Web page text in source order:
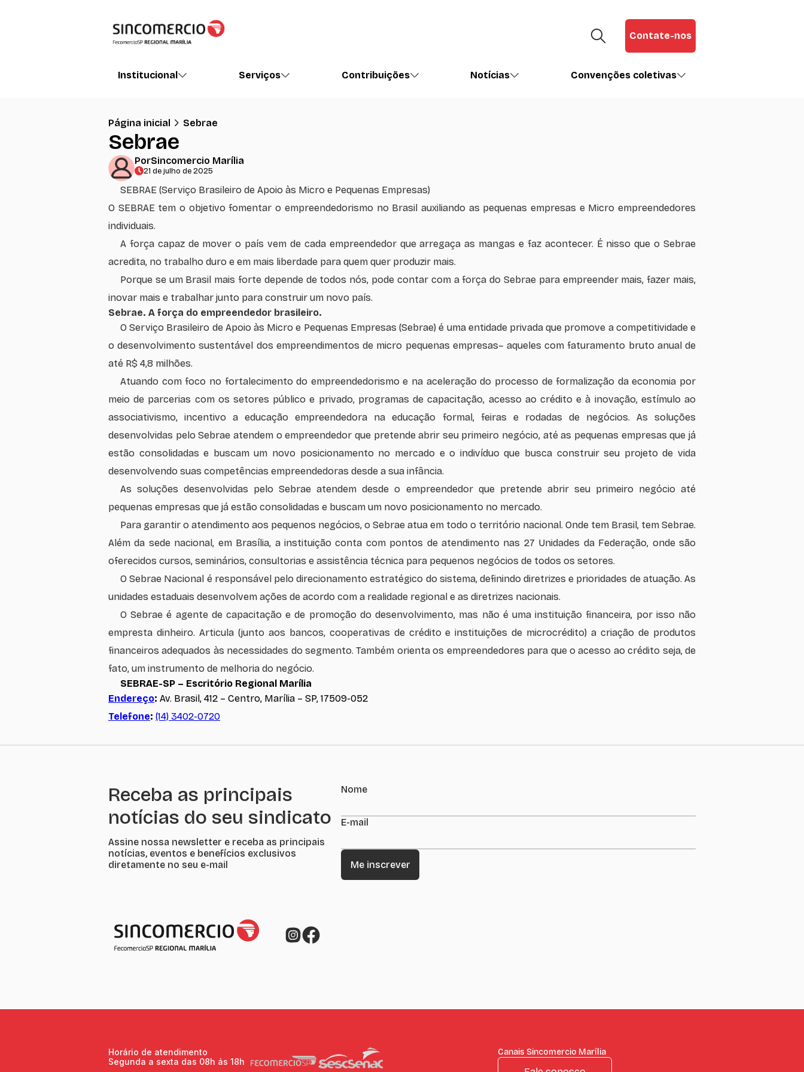
Contate-nos
Institucional Serviços Contribuições Notícias Convenções coletivas
Página inicial Sebrae
Sebrae
PorSincomercio Marília
21 de julho de 2025
SEBRAE (Serviço Brasileiro de Apoio às Micro e Pequenas Empresas)
O SEBRAE tem o objetivo fomentar o empreendedorismo no Brasil auxiliando as pequenas empresas e Micro empreendedores
individuais.
A força capaz de mover o país vem de cada empreendedor que arregaça as mangas e faz acontecer. É nisso que o Sebrae
acredita, no trabalho duro e em mais liberdade para quem quer produzir mais.
Porque se um Brasil mais forte depende de todos nós, pode contar com a força do Sebrae para empreender mais, fazer mais,
inovar mais e trabalhar junto para construir um novo país.
Sebrae. A força do empreendedor brasileiro.
O Serviço Brasileiro de Apoio às Micro e Pequenas Empresas (Sebrae) é uma entidade privada que promove a competitividade e
o desenvolvimento sustentável dos empreendimentos de micro pequenas empresas– aqueles com faturamento bruto anual de
até R$ 4,8 milhões.
Atuando com foco no fortalecimento do empreendedorismo e na aceleração do processo de formalização da economia por
meio de parcerias com os setores público e privado, programas de capacitação, acesso ao crédito e à inovação, estímulo ao
associativismo, incentivo a educação empreendedora na educação formal, feiras e rodadas de negócios. As soluções
desenvolvidas pelo Sebrae atendem o empreendedor que pretende abrir seu primeiro negócio, até as pequenas empresas que já
estão consolidadas e buscam um novo posicionamento no mercado e o indivíduo que busca construir seu projeto de vida
desenvolvendo suas competências empreendedoras desde a sua infância.
As soluções desenvolvidas pelo Sebrae atendem desde o empreendedor que pretende abrir seu primeiro negócio até
pequenas empresas que já estão consolidadas e buscam um novo posicionamento no mercado.
Para garantir o atendimento aos pequenos negócios, o Sebrae atua em todo o território nacional. Onde tem Brasil, tem Sebrae.
Além da sede nacional, em Brasília, a instituição conta com pontos de atendimento nas 27 Unidades da Federação, onde são
oferecidos cursos, seminários, consultorias e assistência técnica para pequenos negócios de todos os setores.
O Sebrae Nacional é responsável pelo direcionamento estratégico do sistema, definindo diretrizes e prioridades de atuação. As
unidades estaduais desenvolvem ações de acordo com a realidade regional e as diretrizes nacionais.
O Sebrae é agente de capacitação e de promoção do desenvolvimento, mas não é uma instituição financeira, por isso não
empresta dinheiro. Articula (junto aos bancos, cooperativas de crédito e instituições de microcrédito) a criação de produtos
financeiros adequados às necessidades do segmento. Também orienta os empreendedores para que o acesso ao crédito seja, de
fato, um instrumento de melhoria do negócio.
SEBRAE-SP – Escritório Regional Marília
Endereço: Av. Brasil, 412 – Centro, Marília – SP, 17509-052
Telefone: (14) 3402-0720
Receba as principais
notícias do seu sindicato
Assine nossa newsletter e receba as principais
notícias, eventos e benefícios exclusivos
diretamente no seu e-mail
Nome
E-mail
Horário de atendimento
Segunda a sexta das 08h ás 18h
Canais Sincomercio Marília